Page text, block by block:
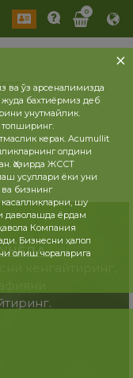
0
кенгайтиринг,
ва ўз арсеналимизда
жуда бахтиёрмиз деб
унутмайлик.
топширинг.
керак. Acumullit
олдини
Ҳозирда ЖССТ
усуллари ёки уни
бизнинг
шу
даволашда ёрдам
Компания
Бизнесни ҳалол
олиш чораларига